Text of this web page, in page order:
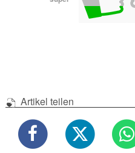
Artikel teilen